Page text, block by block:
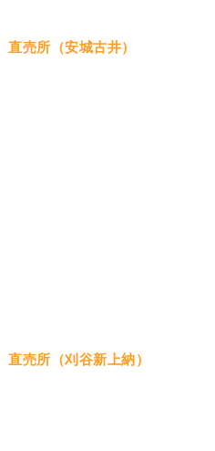
直売所（安城古井）
直売所（刈谷新上納）